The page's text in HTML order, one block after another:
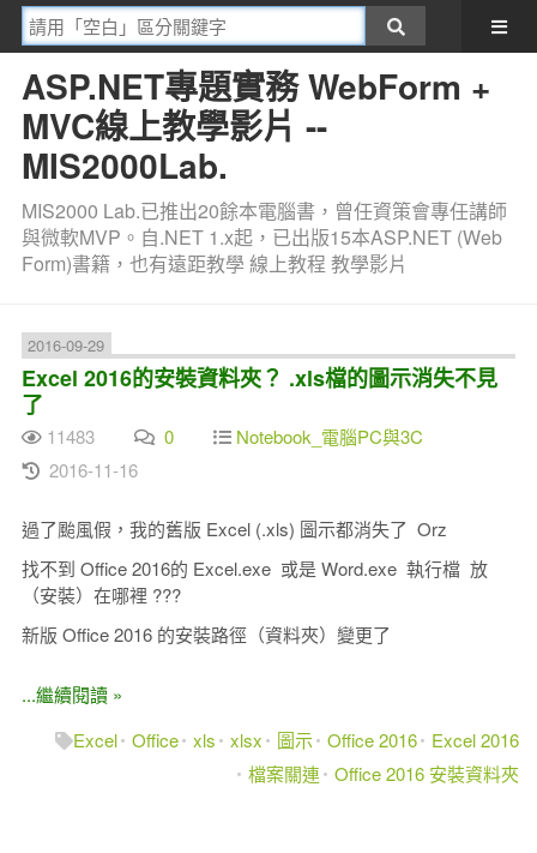
ASP.NET專題實務 WebForm +
MVC線上教學影片 --
MIS2000Lab.
MIS2000 Lab.已推出20餘本電腦書，曾任資策會專任講師
與微軟MVP。自.NET 1.x起，已出版15本ASP.NET (Web
Form)書籍，也有遠距教學 線上教程 教學影片
2016-09-29
Excel 2016的安裝資料夾？ .xls檔的圖示消失不見
了
11483 0
Notebook_電腦PC與3C
2016-11-16
過了颱風假，我的舊版 Excel (.xls) 圖示都消失了 Orz
找不到 Office 2016的 Excel.exe 或是 Word.exe 執行檔 放
（安裝）在哪裡 ???
新版 Office 2016 的安裝路徑（資料夾）變更了
...繼續閱讀 »
Excel Office xls xlsx 圖示 Office 2016
Excel 2016
檔案關連 Office 2016 安裝資料夾